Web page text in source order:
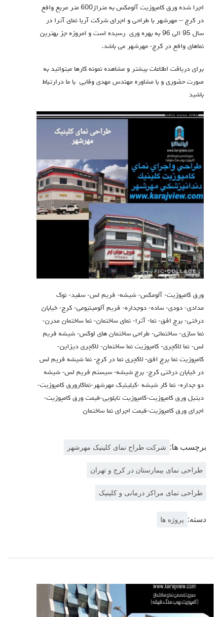
اجرا شده ورق کامپوزیت آلومکس به متراژ600 متر مربع واقع
در کرج – مهرشهر با طراحی و اجرای شرکت آریا نمای آترا در
سال 95 الی 96 به بهره وری رسیده است و امروزه جز بهترین
نماهای واقع در کرج- مهرشهر می باشد.
برای دریافت اطلاعات بیشتر و مشاهده نمونه کارها میتوانید به
صورت حضوری و با مشاوره مهندس مهدی وفایی با ما درارتباط
باشید
ورق کامپوزیت- آلومکس- شیشه- فریم لس- سفید- نوک
مدادی- دودی- ساده- دوجداره- فریم آلومینیومی- کرج- خیابان
درختی- برج افق- نما- آترا- نمای ساختمان- نما ساختمان مدرن-
نما سازی- ساختمانی- طراحی ساختمان های لوکس- شیشه فریم
لس- نما لاکچری- کامپوزیت نما ساختمان- لاکچری دیزاین-
کامپوزیت نما برج افق- لاکچری نما در کرج- نما شیشه فریم لس
در خیابان درختی کرج- برج شیشه- سیستم فریم لس- شیشه
دو جداره- نما کار شیشه -کیلینیک مهرشهر-نماکارورق کامپوزیت-
دیتیل ورق کامپوزیت-کامپوزیت تابلویی-قیمت ورق کامپوزیت-
اجرای ورق کامپوزیت-قیمت اجرای نما ساختمان
برچسب ها: شرکت طراح نمای کلینیک مهرشهر
طراحی نمای بیمارستان در کرج و تهران
طراحی نمای مراکز درمانی و کلینیک
دسته: پروژه ها